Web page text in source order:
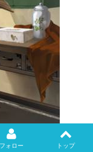
フォロー トップ